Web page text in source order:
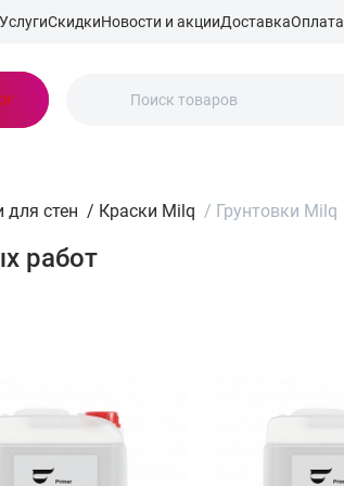
УслугиСкидкиНовости и акцииДоставкаОплата
для стен / Краски Milq / Грунтовки Milq
работ